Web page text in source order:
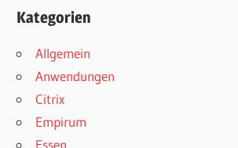
Kategorien
Allgemein
Anwendungen
Citrix
Empirum